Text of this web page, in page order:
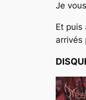
Je
Et
arrivés